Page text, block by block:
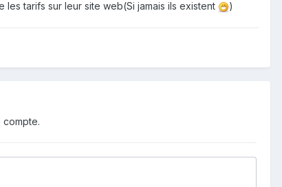
tarifs sur leur site web(Si jamais ils existent )